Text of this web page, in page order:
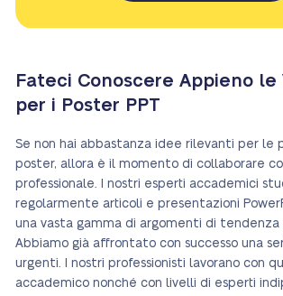
Fateci Conoscere Appieno le
per i Poster PPT
Se non hai abbastanza idee rilevanti per le
poster, allora è il momento di collaborare
professionale. I nostri esperti accademici
regolarmente articoli e presentazioni
una vasta gamma di argomenti di tendenza
Abbiamo già affrontato con successo una
urgenti. I nostri professionisti lavorano con
accademico nonché con livelli di esperti